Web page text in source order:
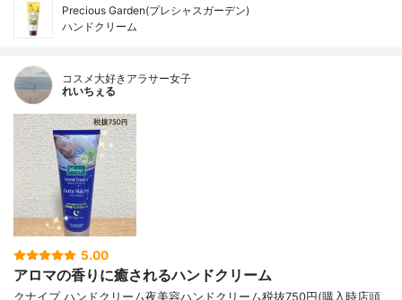
Precious Garden(プレシャスガーデン)
ハンドクリーム
コスメ大好きアラサー女子
れいちぇる
5.00
アロマの香りに癒されるハンドクリーム
クナイプ ハンドクリーム夜美容ハンドクリーム税抜750円(購入時店頭